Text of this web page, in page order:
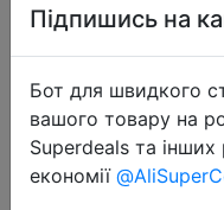
Підпишись на
Бот для швидкого
вашого товару на
Superdeals та інших
економії